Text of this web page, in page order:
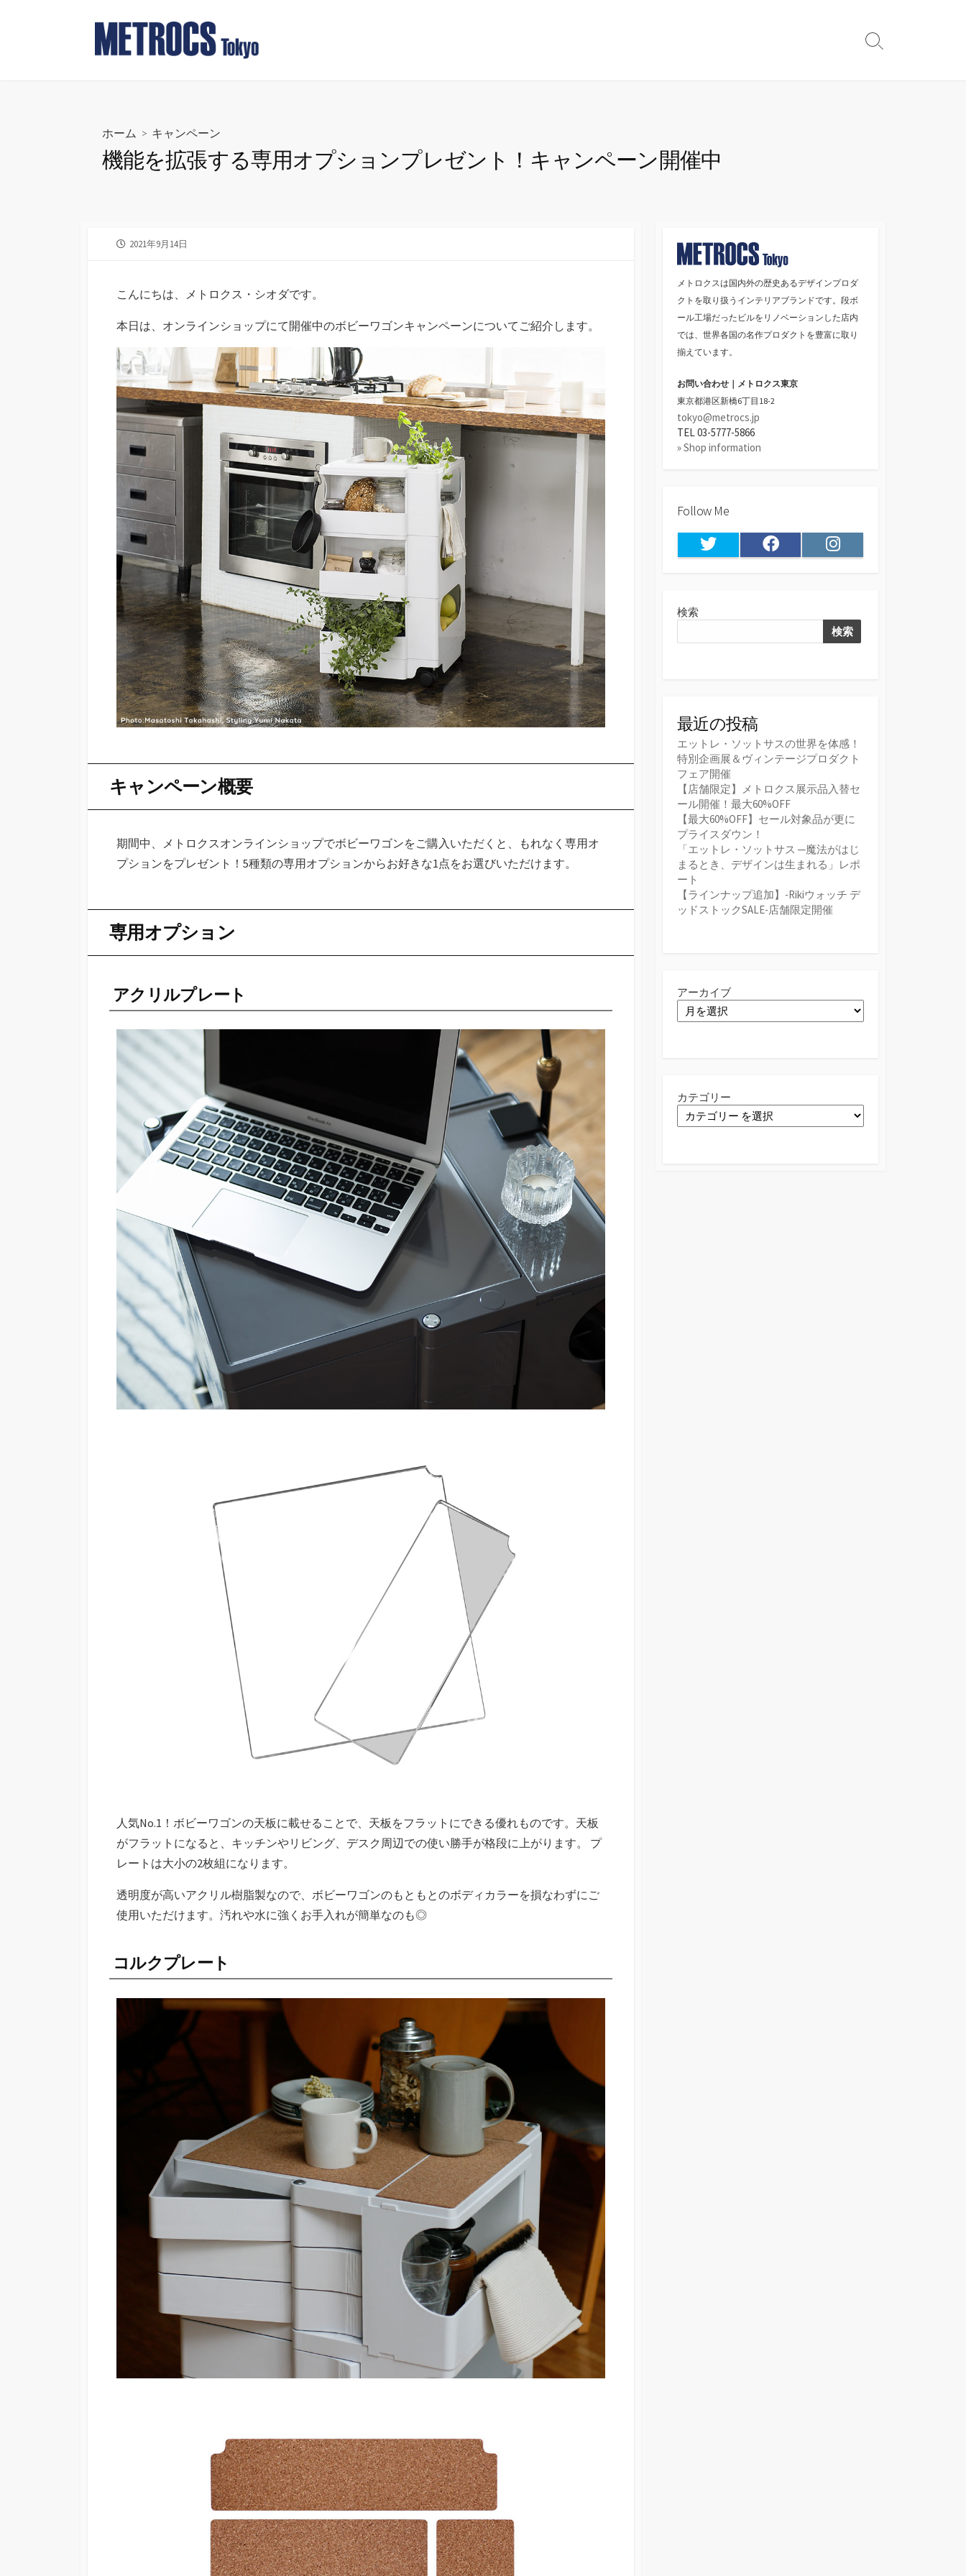
ツ
検
ホーム > キャンペーン
機能を拡張する専用オプションプレゼント！キャンペーン開催中
公
2021年9月14日
こんにちは、メトロクス・シオダです。
本日は、オンラインショップにて開催中のボビーワゴンキャンペーンについてご紹介します。
キャンペーン概要
期間中、メトロクスオンラインショップでボビーワゴンをご購入いただくと、もれなく専用オ
プションをプレゼント！5種類の専用オプションからお好きな1点をお選びいただけます。
専用オプション
アクリルプレート
人気No.1！ボビーワゴンの天板に載せることで、天板をフラットにできる優れものです。天板
がフラットになると、キッチンやリビング、デスク周辺での使い勝手が格段に上がります。 プ
レートは大小の2枚組になります。
透明度が高いアクリル樹脂製なので、ボビーワゴンのもともとのボディカラーを損なわずにご
使用いただけます。汚れや水に強くお手入れが簡単なのも◎
コルクプレート
メトロクスは国内外の歴史あるデザインプロダ
クトを取り扱うインテリアブランドです。段ボ
ール工場だったビルをリノベーションした店内
では、世界各国の名作プロダクトを豊富に取り
揃えています。
お問い合わせ｜メトロクス東京
東京都港区新橋6丁目18-2
tokyo@metrocs.jp
TEL 03-5777-5866
» Shop information
Follow Me
Twitter Facebook Instagram
検索
検索
最近の投稿
エットレ・ソットサスの世界を体感！
特別企画展＆ヴィンテージプロダクト
フェア開催
【店舗限定】メトロクス展示品入替セ
ール開催！最大60%OFF
【最大60%OFF】セール対象品が更に
プライスダウン！
「エットレ・ソットサス ─魔法がはじ
まるとき、デザインは生まれる」レポ
ート
【ラインナップ追加】-Rikiウォッチ デ
ッドストックSALE-店舗限定開催
アーカイブ
カテゴリー